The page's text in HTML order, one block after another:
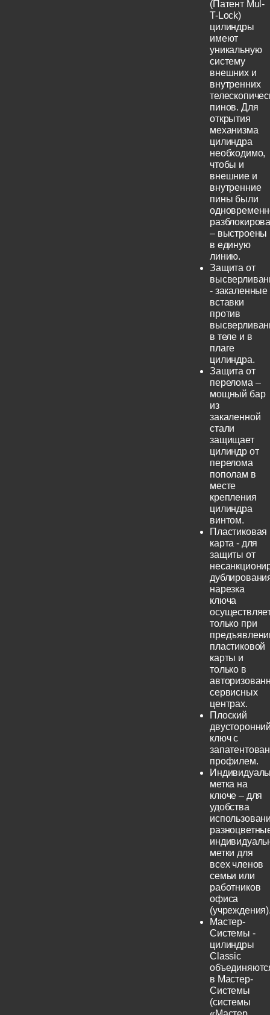
(Патент Mul-
T-Lock)
цилиндры
имеют
уникальную
систему
внешних и
внутренних
пинов. Для
открытия
механизма
цилиндра
необходимо,
чтобы и
внешние и
внутренние
пины были
– выстроены
в единую
линию.
Защита от
- закаленные
вставки
против
в теле и в
плаге
цилиндра.
Защита от
перелома –
мощный бар
из
закаленной
стали
защищает
цилиндр от
перелома
пополам в
месте
крепления
цилиндра
винтом.
Пластиковая
карта - для
защиты от
нарезка
ключа
только при
пластиковой
карты и
только в
сервисных
центрах.
Плоский
ключ с
профилем.
метка на
ключе – для
удобства
метки для
всех членов
семьи или
работников
офиса
Мастер-
Системы -
цилиндры
Classic
в Мастер-
Системы
(системы